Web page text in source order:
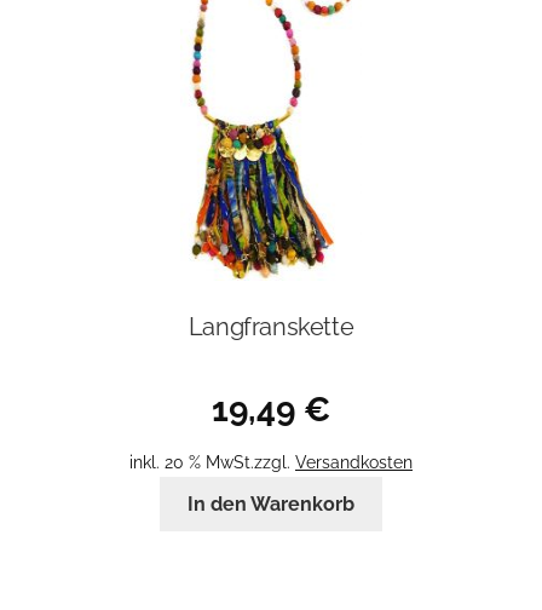
Langfranskette
19,49 €
inkl. 20 % MwSt.zzgl. Versandkosten
In den Warenkorb